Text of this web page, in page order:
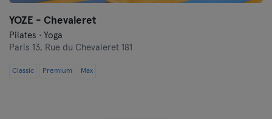
YOZE - Chevaleret
Pilates · Yoga
Paris 13, Rue du Chevaleret 181
Classic Premium Max